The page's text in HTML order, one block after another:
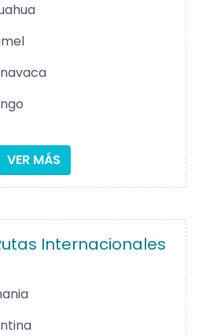
VER MÁS
Internacionales